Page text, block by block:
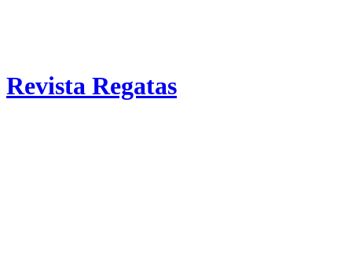
Revista Regatas